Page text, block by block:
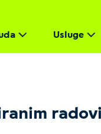
Usluge